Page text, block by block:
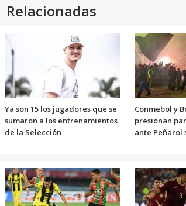
Relacionadas
Ya son 15 los jugadores que se
sumaron a los entrenamientos
de la Selección
Conmebol y
presionan
ante Peñarol